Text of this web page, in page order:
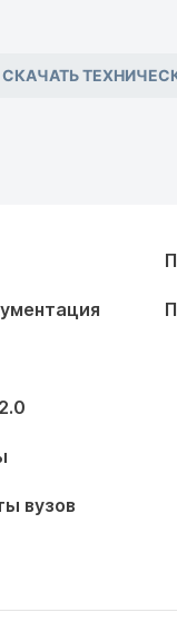
СКАЧАТЬ
вузов